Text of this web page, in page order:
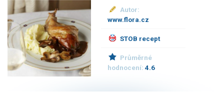
Autor:
www.flora.cz
STOB recept
Průměrné
hodnocení:4.6